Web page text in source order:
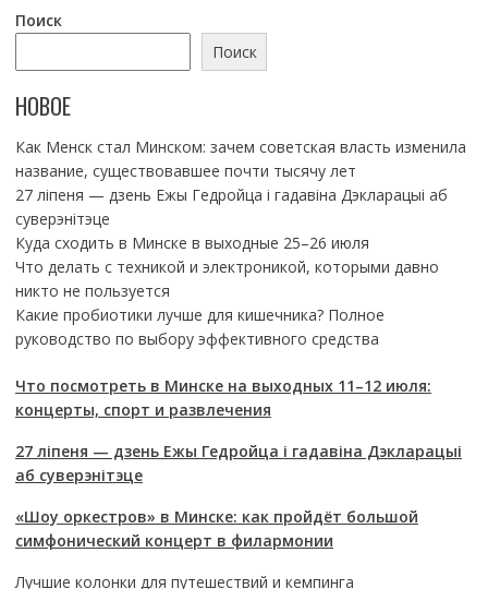
Поиск
Поиск
НОВОЕ
Как Менск стал Минском: зачем советская власть изменила
название, существовавшее почти тысячу лет
27 ліпеня — дзень Ежы Гедройца і гадавіна Дэкларацыі аб
суверэнітэце
Куда сходить в Минске в выходные 25–26 июля
Что делать с техникой и электроникой, которыми давно
никто не пользуется
Какие пробиотики лучше для кишечника? Полное
руководство по выбору эффективного средства
Что посмотреть в Минске на выходных 11–12 июля:
концерты, спорт и развлечения
27 ліпеня — дзень Ежы Гедройца і гадавіна Дэкларацыі
аб суверэнітэце
«Шоу оркестров» в Минске: как пройдёт большой
симфонический концерт в филармонии
Лучшие колонки для путешествий и кемпинга